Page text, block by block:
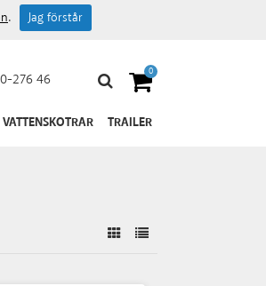
276 46 0
VATTENSKOTRAR TRAILER
. Jag förstår